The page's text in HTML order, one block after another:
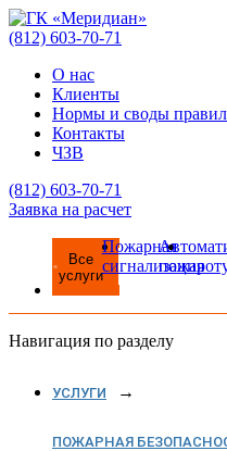
(812) 603-70-71
О нас
Клиенты
Нормы и своды правил
Контакты
ЧЗВ
(812) 603-70-71
Заявка на расчет
Все
услуги
Пожарная
сигнализация
Навигация по разделу
УСЛУГИ
ПОЖАРНАЯ